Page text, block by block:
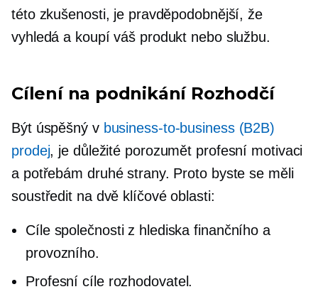
této zkušenosti, je pravděpodobnější, že
vyhledá a koupí váš produkt nebo službu.
Cílení na podnikání Rozhodčí
Být úspěšný v business-to-business(B2B)
prodej, je důležité porozumět profesní motivaci
a potřebám druhé strany. Proto byste se měli
soustředit na dvě klíčové oblasti:
Cíle společnosti z hlediska finančního a
provozního.
Profesní cíle rozhodovatel.